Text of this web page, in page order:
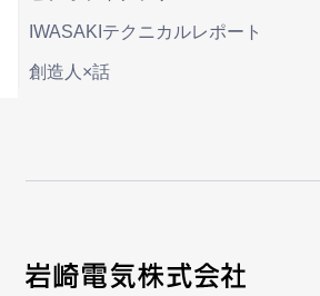
IWASAKIテクニカルレポート
創造人×話